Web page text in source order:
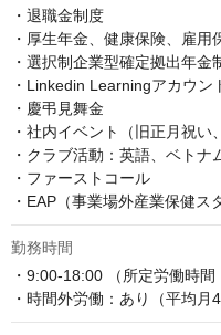
・退職金制度
・厚生年金、健康保険、雇用
・選択制企業型確定拠出年金
・Linkedin Learningアカウン
・慶弔見舞金
・社内イベント（旧正月祝い
・クラブ活動：英語、ベト
・ファーストコール
・EAP（事業場外産業保健ス
勤務時間
・9:00-18:00 （所定労働時
・時間外労働：あり（平均月